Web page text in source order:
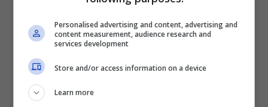
Nando sembra infatti fiducioso di poter
recuperare durante la corsa: “Visto che
siamo nelle retrovie, ci serve una
monoposto che sia veloce nel traffico.
Personalised advertising and content, advertising and
content measurement, audience research and
services development
Store and/or access information on a device
Learn more